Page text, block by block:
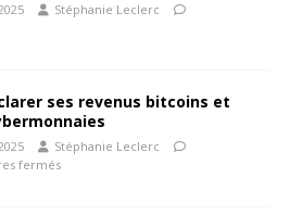
Stéphanie Leclerc
ses revenus bitcoins et
Stéphanie Leclerc
fermés